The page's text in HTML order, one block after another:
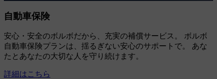
自動車保険
安心・安全のボルボだから、充実の補償サービス。 ボルボ
自動車保険プランは、揺るぎない安心のサポートで。 あな
たとあなたの大切な人を守り続けます。
詳細はこちら